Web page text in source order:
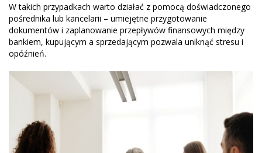
W takich przypadkach warto działać z pomocą doświadczonego
pośrednika lub kancelarii – umiejętne przygotowanie
dokumentów i zaplanowanie przepływów finansowych między
bankiem, kupującym a sprzedającym pozwala uniknąć stresu i
opóźnień.